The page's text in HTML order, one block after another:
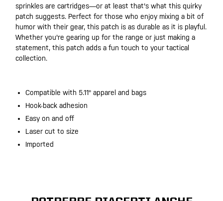
sprinkles are cartridges—or at least that's what this quirky
patch suggests. Perfect for those who enjoy mixing a bit of
humor with their gear, this patch is as durable as it is playful.
Whether you're gearing up for the range or just making a
statement, this patch adds a fun touch to your tactical
collection.
Compatible with 5.11® apparel and bags
Hook-back adhesion
Easy on and off
Laser cut to size
Imported